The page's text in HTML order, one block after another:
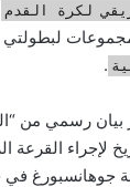
لكرة القدم
لبطولتي
.
بيان رسمي من
كتاريخ لإجراء
جوهانسبورغ في